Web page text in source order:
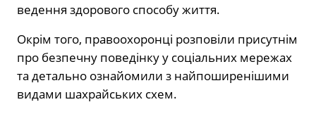
ведення здорового способу життя.
Окрім того, правоохоронці розповіли присутнім
про безпечну поведінку у соціальних мережах
та детально ознайомили з найпоширенішими
видами шахрайських схем.